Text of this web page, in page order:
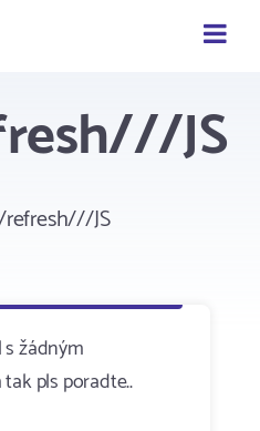
JS
JS
žádným
pls poradte..